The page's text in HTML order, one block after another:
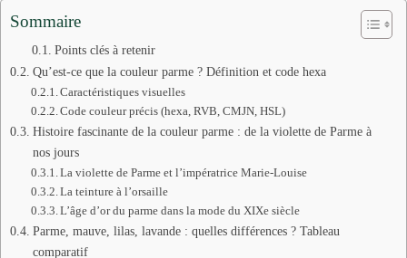
Sommaire
Points clés à retenir
Qu’est-ce que la couleur parme ? Définition et code hexa
Caractéristiques visuelles
Code couleur précis (hexa, RVB, CMJN, HSL)
Histoire fascinante de la couleur parme : de la violette de Parme à
nos jours
La violette de Parme et l’impératrice Marie-Louise
La teinture à l’orsaille
L’âge d’or du parme dans la mode du XIXe siècle
Parme, mauve, lilas, lavande : quelles différences ? Tableau
comparatif